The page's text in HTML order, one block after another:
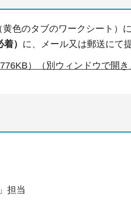
色のタブのワークシート）
） に、メール又は郵送にて
）（別ウィンドウで開き
担当